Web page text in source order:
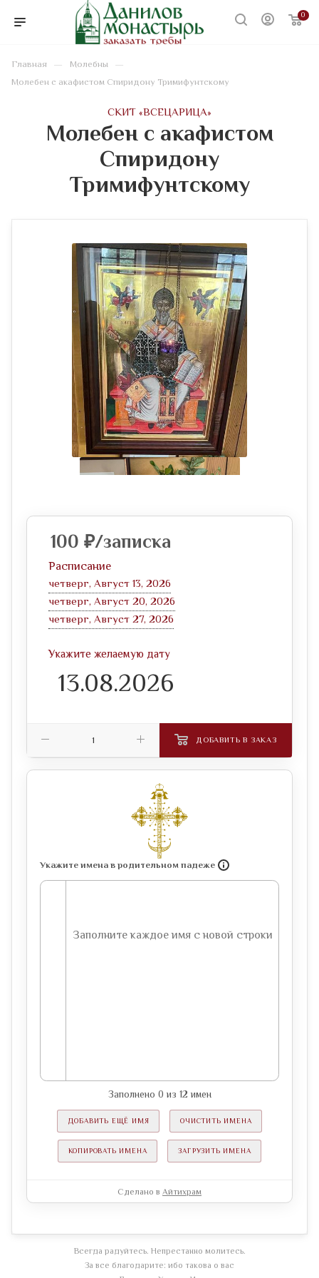
0
Главная — Молебны —
Молебен с акафистом Спиридону Тримифунтскому
CКИТ «ВСЕЦАРИЦА»
Молебен с акафистом
Спиридону
Тримифунтскому
Укажите имена в родительном падеже
Заполнено 0 из 12 имен
ДОБАВИТЬ ЕЩЁ ИМЯ ОЧИСТИТЬ ИМЕНА
КОПИРОВАТЬ ИМЕНА ЗАГРУЗИТЬ ИМЕНА
Сделано в Айтихрам
100 ₽/записка
Расписание
четверг, Август 13, 2026
четверг, Август 20, 2026
четверг, Август 27, 2026
Укажите желаемую дату
ДОБАВИТЬ В ЗАКАЗ
Всегда радуйтесь. Непрестанно молитесь.
За все благодарите: ибо такова о вас